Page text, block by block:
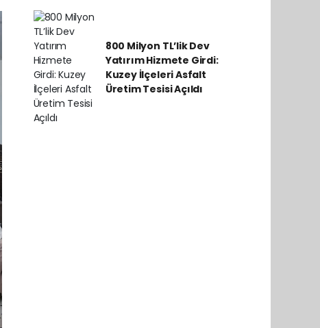
800 Milyon TL’lik Dev
Yatırım Hizmete Girdi:
Kuzey İlçeleri Asfalt
Üretim Tesisi Açıldı